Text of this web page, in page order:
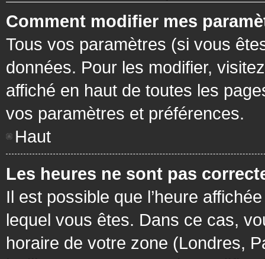
Comment modifier mes
Tous vos paramètres (si vous
données. Pour les modifier,
affiché en haut de toutes les
vos paramètres et préférences.
Haut
Les heures ne sont pas
Il est possible que l’heure
lequel vous êtes. Dans ce cas,
horaire de votre zone (Londres,